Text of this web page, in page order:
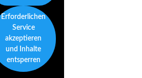
Erforderlichen
Service
akzeptieren
und Inhalte
entsperren